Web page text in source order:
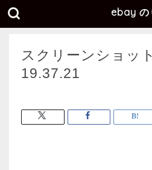
ebay の
スクリーンショッ
19.37.21